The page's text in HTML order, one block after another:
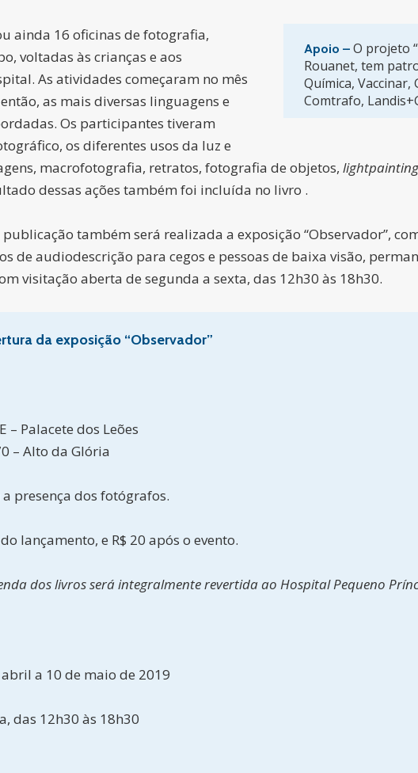
Apoio – O projeto
Rouanet, tem
Química,
Comtrafo,
ainda 16 oficinas de fotografia,
voltadas às crianças e aos
As atividades começaram no mês
as mais diversas linguagens e
Os participantes tiveram
os diferentes usos da luz e
macrofotografia, retratos, fotografia de objetos, lightpainting
dessas ações também foi incluída no livro .
também será realizada a exposição “Observador”,
de audiodescrição para cegos e pessoas de baixa visão,
visitação aberta de segunda a sexta, das 12h30 às 18h30.
da exposição “Observador”
– Palacete dos Leões
– Alto da Glória
presença dos fotógrafos.
lançamento, e R$ 20 após o evento.
dos livros será integralmente revertida ao Hospital Pequeno
a 10 de maio de 2019
das 12h30 às 18h30